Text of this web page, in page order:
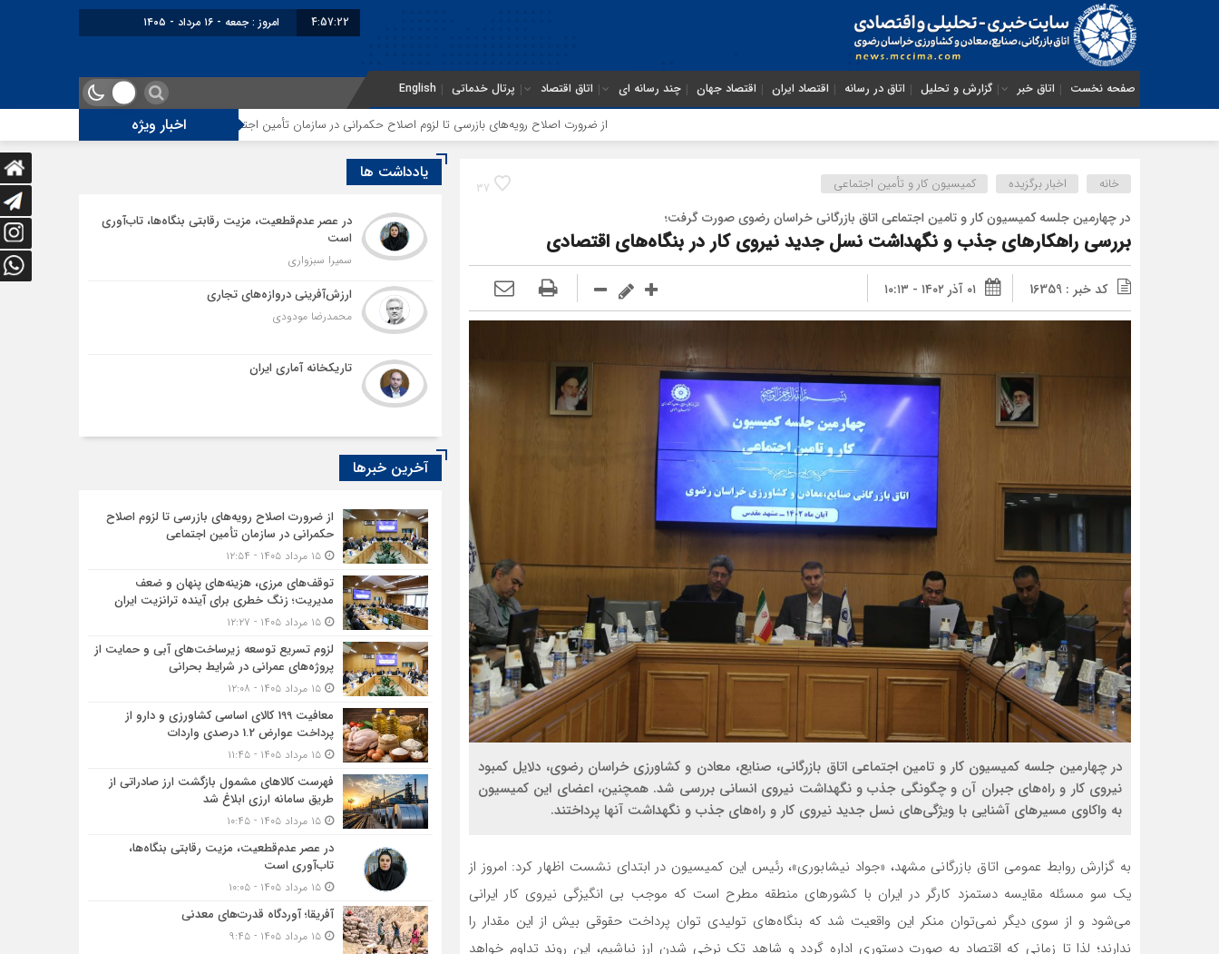
4:57:23 برابر با : Friday - 7 August - 2026
صفحه نخست اتاق خبر گزارش و تحلیل اتاق در رسانه اقتصاد ایران اقتصاد جهان چند رسانه ای اتاق اقتصاد پرتال خدماتی English
اخبار ویژه از ضرورت اصلاح رویه‌های بازرسی تا لزوم اصلاح حکمرانی در سازمان تأمین اجتماعی توقف‌های مرزی، هزینه‌های پنهان و ضعف مدیریت؛ زنگ خطری
37 خانه اخبار برگزیده کمیسیون کار و تأمین اجتماعی
در چهارمین جلسه کمیسیون کار و تامین اجتماعی اتاق بازرگانی خراسان رضوی صورت گرفت؛
بررسی راهکارهای جذب و نگهداشت نسل جدید نیروی کار در بنگاه‌های اقتصادی
کد خبر : 16359 ۰۱ آذر ۱۴۰۲ - ۱۰:۱۳
در چهارمین جلسه کمیسیون کار و تامین اجتماعی اتاق بازرگانی، صنایع، معادن و کشاورزی خراسان رضوی، دلایل کمبود
نیروی کار و راه‌های جبران آن و چگونگی جذب و نگهداشت نیروی انسانی بررسی شد. همچنین، اعضای این کمیسیون
به واکاوی مسیرهای آشنایی با ویژگی‌های نسل جدید نیروی کار و راه‌های جذب و نگهداشت آنها پرداختند.
به گزارش روابط عمومی اتاق بازرگانی مشهد، «جواد نیشابوری»، رئیس این کمیسیون در ابتدای نشست اظهار کرد: امروز از
یک سو مسئله مقایسه دستمزد کارگر در ایران با کشورهای منطقه مطرح است که موجب بی انگیزگی نیروی کار ایرانی
می‌شود و از سوی دیگر نمی‌توان منکر این واقعیت شد که بنگاه‌های تولیدی توان پرداخت حقوقی بیش از این مقدار را
ندارند؛ لذا تا زمانی که اقتصاد به صورت دستوری اداره گردد و شاهد تک نرخی شدن ارز نباشیم، این روند تداوم خواهد
یادداشت ها
در عصر عدم‌قطعیت، مزیت رقابتی بنگاه‌ها، تاب‌آوری
است
سمیرا سبزواری
ارزش‌آفرینی دروازه‌های تجاری
محمدرضا مودودی
تاریکخانه آماری ایران
آخرین خبرها
از ضرورت اصلاح رویه‌های بازرسی تا لزوم اصلاح
حکمرانی در سازمان تأمین اجتماعی
۱۵ مرداد ۱۴۰۵ - ۱۲:۵۴
توقف‌های مرزی، هزینه‌های پنهان و ضعف
مدیریت؛ زنگ خطری برای آینده ترانزیت ایران
۱۵ مرداد ۱۴۰۵ - ۱۲:۲۷
لزوم تسریع توسعه زیرساخت‌های آبی و حمایت از
پروژه‌های عمرانی در شرایط بحرانی
۱۵ مرداد ۱۴۰۵ - ۱۲:۰۸
معافیت 199 کالای اساسی کشاورزی و دارو از
پرداخت عوارض 1.2 درصدی واردات
۱۵ مرداد ۱۴۰۵ - ۱۱:۴۵
فهرست کالاهای مشمول بازگشت ارز صادراتی از
طریق سامانه ارزی ابلاغ شد
۱۵ مرداد ۱۴۰۵ - ۱۰:۴۵
در عصر عدم‌قطعیت، مزیت رقابتی بنگاه‌ها،
تاب‌آوری است
۱۵ مرداد ۱۴۰۵ - ۱۰:۰۵
آفریقا؛ آوردگاه قدرت‌های معدنی
۱۵ مرداد ۱۴۰۵ - ۹:۴۵